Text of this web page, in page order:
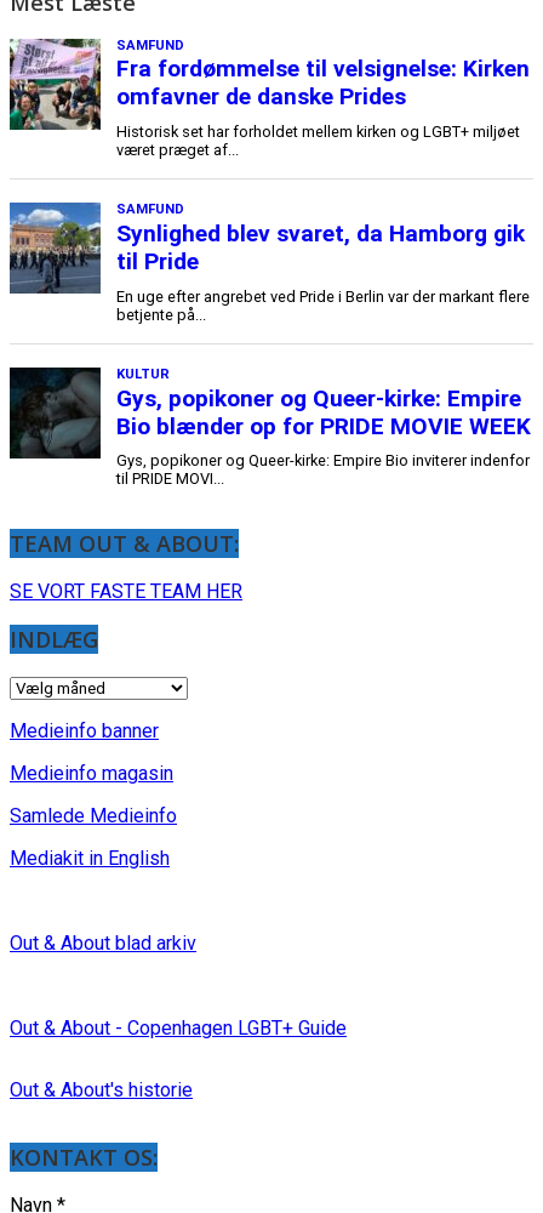
TEAM OUT & ABOUT:
SE VORT FASTE TEAM HER
INDLÆG
INDLÆG
Medieinfo banner
Medieinfo magasin
Samlede Medieinfo
Mediakit in English
Out & About blad arkiv
Out & About - Copenhagen LGBT+ Guide
Out & About's historie
KONTAKT OS:
Navn *